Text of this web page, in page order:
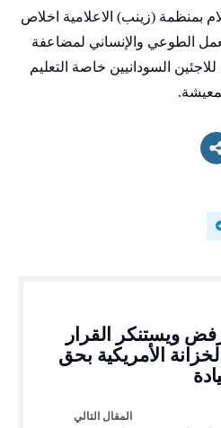
بمنظمة (زينب) الاعلامية اخلاص
الطوعي والإنساني لمضاعفة
السودانيين خاصة التعليم
ويستنكر القرار
الأمريكية بحق